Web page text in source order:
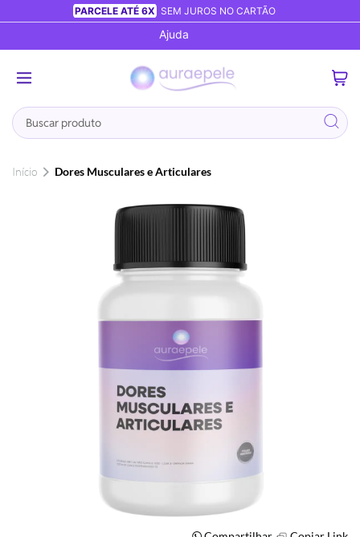
PARCELE ATÉ 6X SEM JUROS NO CARTÃO
Ajuda
Busca
Início Dores Musculares e Articulares